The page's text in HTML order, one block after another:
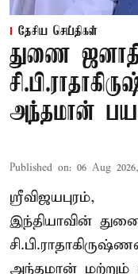
தேசிய செய்திகள்
துணை
அந்தமான்
Published on: 06 Aug
ஸ்ரீவிஜயபுரம்,
இந்தியாவின்
அந்தமான் மற்றும்